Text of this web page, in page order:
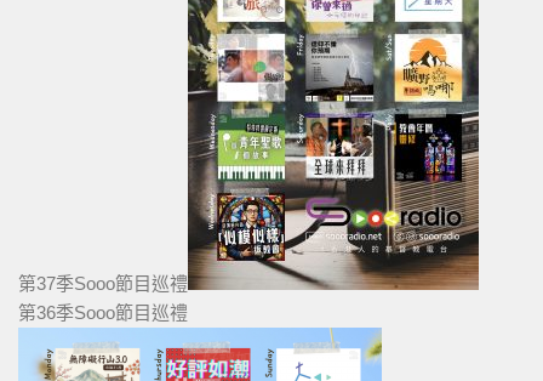
第37季Sooo節目巡禮
第36季Sooo節目巡禮